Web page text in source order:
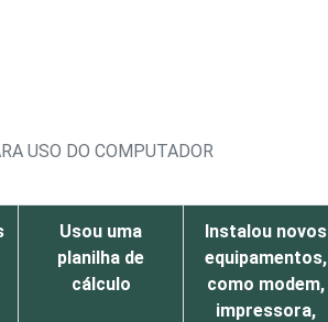
USO DO COMPUTADOR
Usou uma
planilha de
cálculo
Instalou novos
equipamentos,
como modem,
impressora,